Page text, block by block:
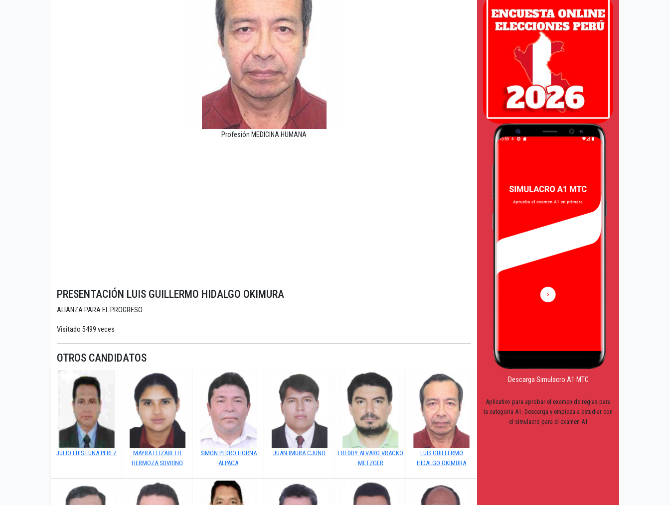
Profesión MEDICINA HUMANA
PRESENTACIÓN LUIS GUILLERMO HIDALGO OKIMURA
ALIANZA PARA EL PROGRESO
Visitado 5499 veces
OTROS CANDIDATOS
JULIO LUIS LUNA PEREZ
MAYRA ELIZABETH
HERMOZA SOVRINO
SIMON PEDRO HORNA
ALPACA
JUAN IMURA CJUNO
FREDDY ALVARO VRACKO
METZGER
LUIS GUILLERMO
HIDALGO OKIMURA
Descarga Simulacro A1 MTC
Aplicativo para aprobar el examen de reglas para
la categoria A1. Descarga y empieza a estudiar con
el simulacro para el examen A1